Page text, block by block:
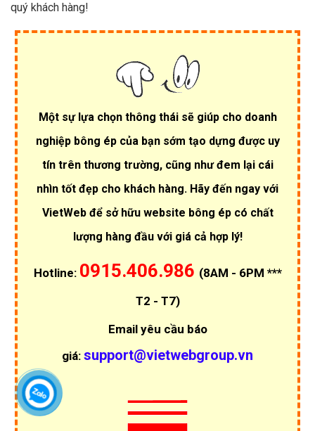
quý khách hàng!
Một sự lựa chọn thông thái sẽ giúp cho doanh
nghiệp bông ép của bạn sớm tạo dựng được uy
tín trên thương trường, cũng như đem lại cái
nhìn tốt đẹp cho khách hàng. Hãy đến ngay với
VietWeb để sở hữu website bông ép có chất
lượng hàng đầu với giá cả hợp lý!
Hotline: 0915.406.986 (8AM - 6PM ***
T2 - T7)
Email yêu cầu báo
giá: support@vietwebgroup.vn